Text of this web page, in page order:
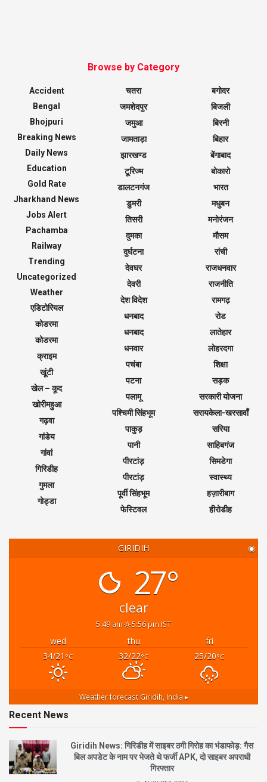
Browse by Category
Accident
Bengal
Bhojpuri
Breaking News
Daily News
Education
Gold Rate
Jharkhand News
Jobs Alert
Pachamba
Railway
Trending
Uncategorized
Weather
एडिटोरियल
कोडरमा
कोडरमा
क्राइम
खूंटी
खेल – कूद
खोरीमहुआ
गढ़वा
गांडेय
गांवां
गिरिडीह
गुमला
गोड्डा
चतरा
जमशेदपुर
जमुआ
जामताड़ा
झारखण्ड
टूरिज्म
डालटनगंज
डुमरी
तिसरी
दुमका
दुर्घटना
देवघर
देवरी
देश विदेश
धनबाद
धनबाद
धनवार
पचंबा
पटना
पलामू
पश्चिमी सिंहभूम
पाकुड़
पानी
पीरटांड़
पीरटांड़
पूर्वी सिंहभूम
फेस्टिवल
बगोदर
बिजली
बिरनी
बिहार
बेंगाबाद
बोकारो
भारत
मधुबन
मनोरंजन
मौसम
रांची
राजधनवार
राजनीति
रामगढ़
रोड
लातेहार
लोहरदगा
शिक्षा
सड़क
सरकारी योजना
सरायकेला-खरसावाँ
सरिया
साहिबगंज
सिमडेगा
स्वास्थ्य
हज़ारीबाग
हीरोडीह
GIRIDIH ◉
27°
clear
5:49 am 5:56 pm IST
wed thu
fri
34/21 °C 32/22°C 25/20°C
Weather forecast Giridih, India ▸
Recent News
Giridih News: गिरिडीह में साइबर ठगी गिरोह का भंडाफोड़: गैस
बिल अपडेट के नाम पर भेजते थे फर्जी APK, दो साइबर अपराधी
गिरफ्तार